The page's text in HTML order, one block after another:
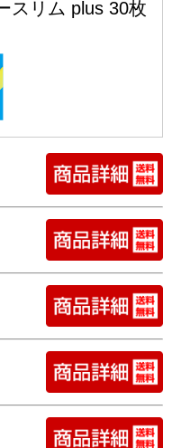
スリム plus 30枚